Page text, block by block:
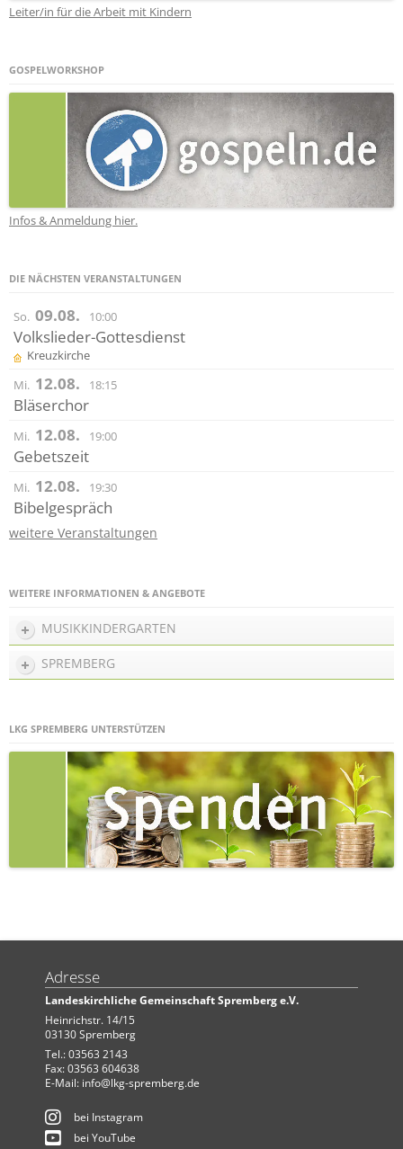
Leiter/in für die Arbeit mit Kindern
GOSPELWORKSHOP
Infos & Anmeldung hier.
DIE NÄCHSTEN VERANSTALTUNGEN
So. 09.08. 10:00
Volkslieder-Gottesdienst
Kreuzkirche
Mi. 12.08. 18:15
Bläserchor
Mi. 12.08. 19:00
Gebetszeit
Mi. 12.08. 19:30
Bibelgespräch
weitere Veranstaltungen
WEITERE INFORMATIONEN & ANGEBOTE
MUSIKKINDERGARTEN
SPREMBERG
LKG SPREMBERG UNTERSTÜTZEN
Adresse
Landeskirchliche Gemeinschaft Spremberg e.V.
Heinrichstr. 14/15
03130 Spremberg
Tel.: 03563 2143
Fax: 03563 604638
E-Mail: info@lkg-spremberg.de
bei Instagram
bei YouTube